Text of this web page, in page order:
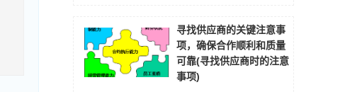
寻找供应商的关键注意事
项，确保合作顺利和质量
可靠(寻找供应商时的注意
事项)